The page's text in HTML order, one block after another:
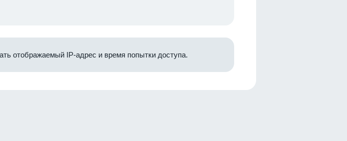
отображаемый IP-адрес и время попытки доступа.